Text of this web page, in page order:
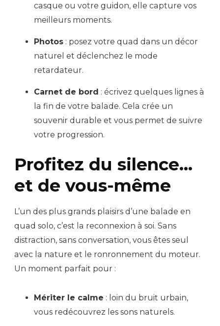
casque ou votre guidon, elle capture vos
meilleurs moments.
Photos : posez votre quad dans un décor
naturel et déclenchez le mode
retardateur.
Carnet de bord : écrivez quelques lignes à
la fin de votre balade. Cela crée un
souvenir durable et vous permet de suivre
votre progression.
Profitez du silence…
et de vous-même
L’un des plus grands plaisirs d’une balade en
quad solo, c’est la reconnexion à soi. Sans
distraction, sans conversation, vous êtes seul
avec la nature et le ronronnement du moteur.
Un moment parfait pour :
Mériter le calme : loin du bruit urbain,
vous redécouvrez les sons naturels.